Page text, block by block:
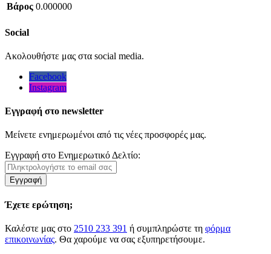
Βάρος 0.000000
Social
Ακολουθήστε μας στα social media.
Facebook
Instagram
Εγγραφή στο newsletter
Μείνετε ενημερωμένοι από τις νέες προσφορές μας.
Εγγραφή στο Ενημερωτικό Δελτίο:
Εγγραφή
Έχετε ερώτηση;
Καλέστε μας στο 2510 233 391 ή συμπληρώστε τη φόρμα
επικοινωνίας. Θα χαρούμε να σας εξυπηρετήσουμε.